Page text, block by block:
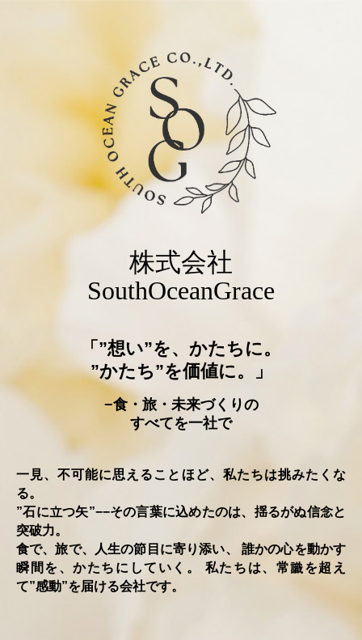
株式会社
SouthOceanGrace
「”想い”を、かたちに。
”かたち”を価値に。」
−食・旅・未来づくりの
すべてを⼀社で
⼀⾒、不可能に思えることほど、私たちは挑みたくな
る。
”⽯に立つ⽮”−−その言葉に込めたのは、揺るがぬ信念と
突破⼒。
食で、旅で、人⽣の節⽬に寄り添い、
誰かの心を動かす
瞬間を、かたちにしていく。
私たちは、常識を超え
て”感動”を届ける会社です。